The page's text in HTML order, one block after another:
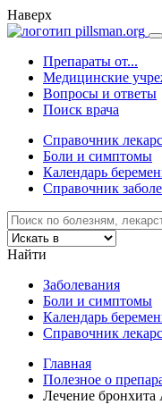
Наверх
Препараты от...
Медицинские
Вопросы и ответы
Поиск врача
Справочник
Боли и симптомы
Календарь
Справочник
Найти
Заболевания
Боли и симптомы
Календарь
Справочник
Главная
Полезное о
Лечение